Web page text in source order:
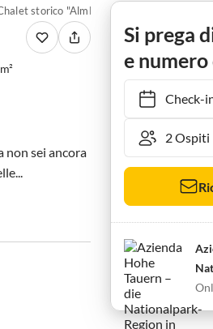
non sei ancora
Si prega
e
Check-in